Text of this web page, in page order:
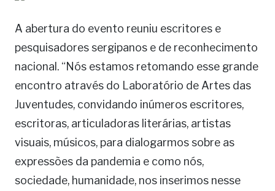
A abertura do evento reuniu escritores e
pesquisadores sergipanos e de reconhecimento
nacional. “Nós estamos retomando esse grande
encontro através do Laboratório de Artes das
Juventudes, convidando inúmeros escritores,
escritoras, articuladoras literárias, artistas
visuais, músicos, para dialogarmos sobre as
expressões da pandemia e como nós,
sociedade, humanidade, nos inserimos nesse